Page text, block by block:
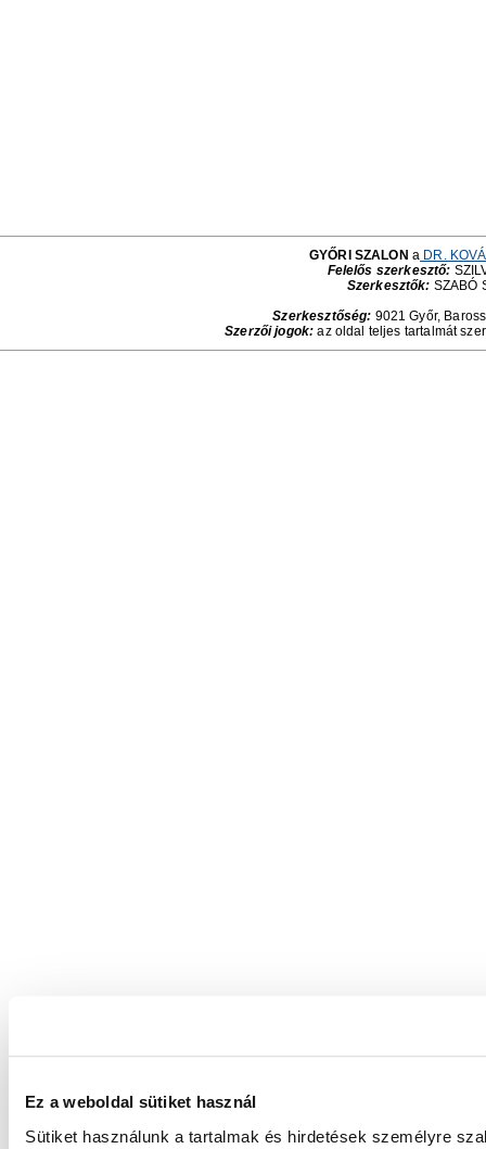
Ez a weboldal sütiket használ
Sütiket használunk a tartalmak és hirdetések személyre
GYŐRI SZALON a DR.
Felelős szerkesztő:
Szerkesztők: SZABÓ
Szerkesztőség: 9021 Győr,
Szerzői jogok: az oldal teljes tartalmát